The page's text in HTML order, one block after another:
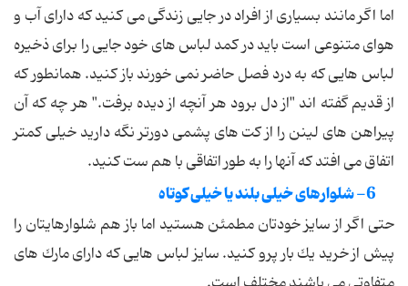
اما اگر مانند بسیاری از افراد در جایی زندگی می كنید كه دارای آب و
هوای متنوعی است باید در كمد لباس های خود جایی را برای ذخیره
لباس هایی كه به درد فصل حاضر نمی خورند باز كنید. همانطور كه
از قدیم گفته اند "از دل برود هر آنچه از دیده برفت." هر چه كه آن
پیراهن های لینن را از كت های پشمی دورتر نگه دارید خیلی كمتر
اتفاق می افتد كه آنها را به طور اتفاقی با هم ست كنید.
6- شلوارهای خیلی بلند یا خیلی كوتاه
حتی اگر از سایز خودتان مطمئن هستید اما باز هم شلوارهایتان را
پیش از خرید یك بار پرو كنید. سایز لباس هایی كه دارای مارك های